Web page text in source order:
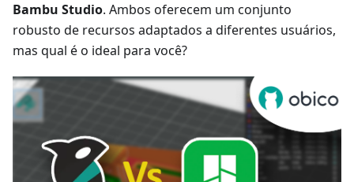
Bambu Studio. Ambos oferecem um conjunto
robusto de recursos adaptados a diferentes usuários,
mas qual é o ideal para você?